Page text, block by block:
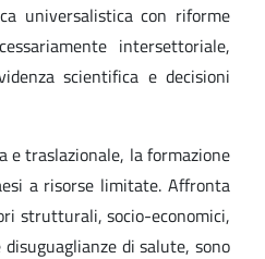
universalistica con riforme
intersettoriale,
scientifica e decisioni
e traslazionale, la formazione
a risorse limitate. Affronta
strutturali, socio-economici,
di salute, sono